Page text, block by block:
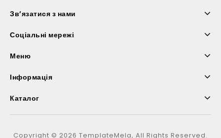
Зв’язатися з нами
Соціальні мережі
Меню
Інформація
Каталог
Copyright © 2026 TemplateMela, All Rights Reserved.